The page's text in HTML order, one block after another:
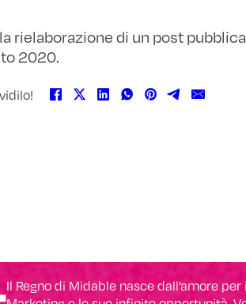
rielaborazione di un post
2020.
Il Regno di Midable nasce dall’amore